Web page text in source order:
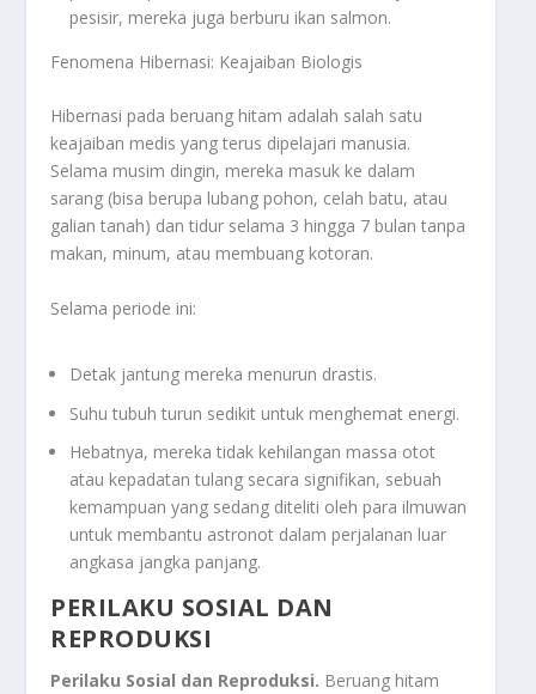
pesisir, mereka juga berburu ikan salmon.
Fenomena Hibernasi: Keajaiban Biologis
Hibernasi pada beruang hitam adalah salah satu
keajaiban medis yang terus dipelajari manusia.
Selama musim dingin, mereka masuk ke dalam
sarang (bisa berupa lubang pohon, celah batu, atau
galian tanah) dan tidur selama 3 hingga 7 bulan tanpa
makan, minum, atau membuang kotoran.
Selama periode ini:
Detak jantung mereka menurun drastis.
Suhu tubuh turun sedikit untuk menghemat energi.
Hebatnya, mereka tidak kehilangan massa otot
atau kepadatan tulang secara signifikan, sebuah
kemampuan yang sedang diteliti oleh para ilmuwan
untuk membantu astronot dalam perjalanan luar
angkasa jangka panjang.
PERILAKU SOSIAL DAN
REPRODUKSI
Perilaku Sosial dan Reproduksi. Beruang hitam